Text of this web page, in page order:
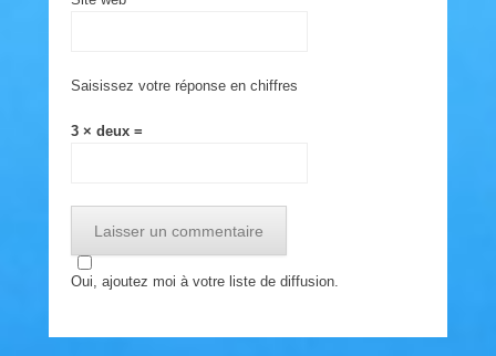
Saisissez votre réponse en chiffres
3 × deux =
Oui, ajoutez moi à votre liste de diffusion.